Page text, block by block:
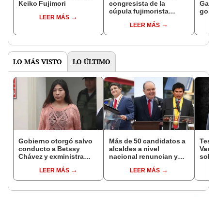
Keiko Fujimori
LEER MÁS
congresista de la
cúpula fujimorista
del SenadoLEER MÁS
LO MÁS VISTO LO ÚLTIMO
Gobierno otorgó salvo
conducto a Betssy
Chávez y exministra
madrugadaLEER MÁS
Más de 50 candidatos a
alcaldes a nivel
nacional renuncian y
encubiertaLEER MÁS